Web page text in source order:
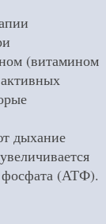
(витамином
дыхание
фосфата (АТФ).